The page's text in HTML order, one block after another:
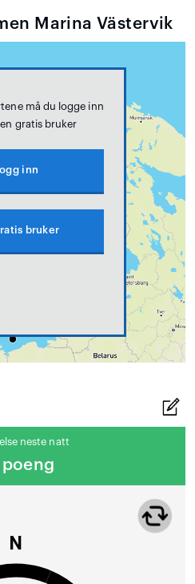
Marina Västervik
må du logge inn
gratis bruker
inn
bruker
neste natt
N